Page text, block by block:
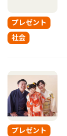
プレゼント
社会
プレゼント